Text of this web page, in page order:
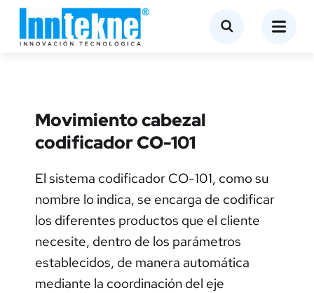
Movimiento cabezal
codificador CO-101
El sistema codificador CO-101, como su
nombre lo indica, se encarga de codificar
los diferentes productos que el cliente
necesite, dentro de los parámetros
establecidos, de manera automática
mediante la coordinación del eje